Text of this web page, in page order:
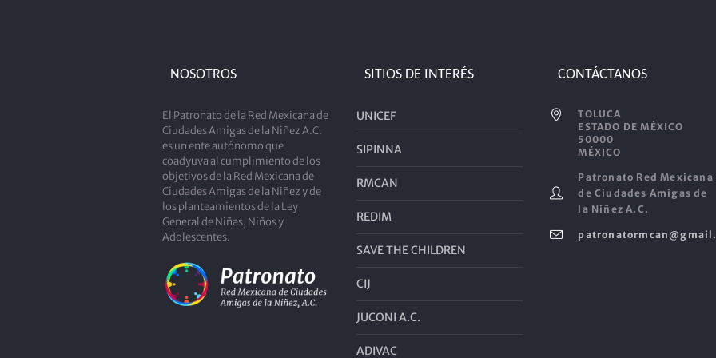
NOSOTROS
El Patronato de la Red Mexicana de
Ciudades Amigas de la Niñez A.C.
es un ente autónomo que
coadyuva al cumplimiento de los
objetivos de la Red Mexicana de
Ciudades Amigas de la Niñez y de
los planteamientos de la Ley
General de Niñas, Niños y
Adolescentes.
SITIOS DE INTERÉS
UNICEF
SIPINNA
RMCAN
REDIM
SAVE THE CHILDREN
CIJ
JUCONI A.C.
ADIVAC
CONTÁCTANOS
TOLUCA
ESTADO DE MÉXICO
50000
MÉXICO
Patronato Red Mexicana
de Ciudades Amigas de
la Niñez A.C.